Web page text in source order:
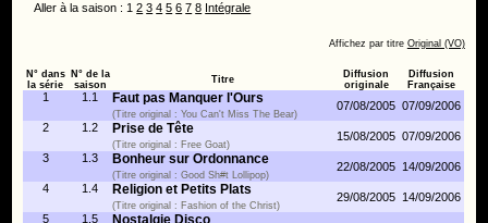
Aller à la saison : 12 3 4 5 6 7 8 Intégrale
Affichez par titre Original (VO)
N° dans
la série
N° de la
saison
Titre
Diffusion
originale
Diffusion
Française
1 1.1 Faut pas Manquer l'Ours
(Titre original : You Can't Miss The Bear)
07/08/2005 07/09/2006
2
1.2 Prise de Tête
(Titre original : Free Goat)
15/08/2005 07/09/2006
3
1.3 Bonheur sur Ordonnance
(Titre original : Good Sh#t Lollipop)
22/08/2005 14/09/2006
4
1.4 Religion et Petits Plats
(Titre original : Fashion of the Christ)
29/08/2005 14/09/2006
5
1.5 Nostalgie Disco